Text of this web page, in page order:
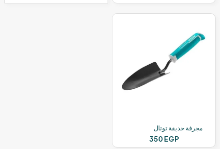
مجرفة حديقة توتال
350 EGP